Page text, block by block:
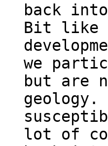
back
Bit like
we
but are
lot of